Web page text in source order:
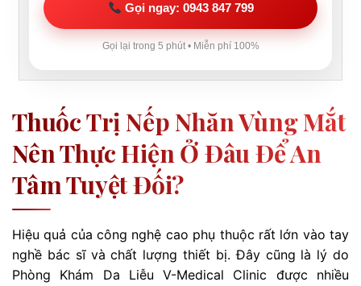
Gọi ngay: 0943 847 799
Gọi lại trong 5 phút • Miễn phí 100%
Thuốc Trị Nếp Nhăn Vùng Mắt
Nên Thực Hiện Ở Đâu Để An
Tâm Tuyệt Đối?
Hiệu quả của công nghệ cao phụ thuộc rất lớn vào tay
nghề bác sĩ và chất lượng thiết bị. Đây cũng là lý do
Phòng Khám Da Liễu V-Medical Clinic được nhiều